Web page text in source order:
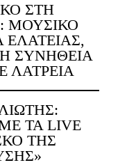
ΣΤΗ
ΜΟΥΣΙΚΌ
ΕΛΆΤΕΙΑΣ,
ΣΥΝΉΘΕΙΑ
ΛΑΤΡΕΊΑ
ΤΑ LIVE
ΤΗΣ